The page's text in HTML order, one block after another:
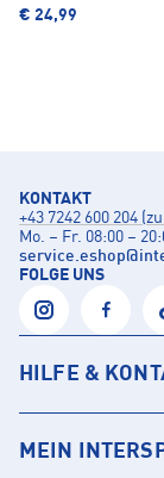
€ 24,99
KONTAKT
+43 7242 600 204
Mo. – Fr. 08:00 –
service.eshop@
FOLGE UNS
HILFE &
MEIN